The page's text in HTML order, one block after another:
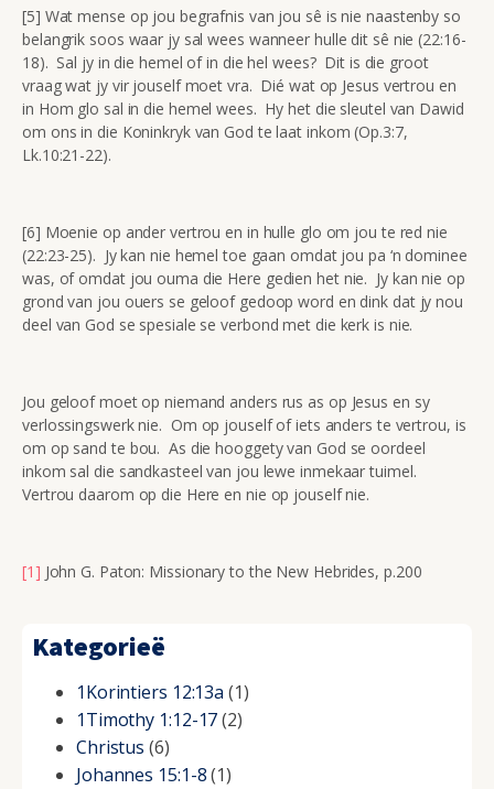
[5] Wat mense op jou begrafnis van jou sê is nie naastenby so
belangrik soos waar jy sal wees wanneer hulle dit sê nie (22:16-
18). Sal jy in die hemel of in die hel wees? Dit is die groot
vraag wat jy vir jouself moet vra. Dié wat op Jesus vertrou en
in Hom glo sal in die hemel wees. Hy het die sleutel van Dawid
om ons in die Koninkryk van God te laat inkom (Op.3:7,
Lk.10:21-22).
[6] Moenie op ander vertrou en in hulle glo om jou te red nie
(22:23-25). Jy kan nie hemel toe gaan omdat jou pa ‘n dominee
was, of omdat jou ouma die Here gedien het nie. Jy kan nie op
grond van jou ouers se geloof gedoop word en dink dat jy nou
deel van God se spesiale se verbond met die kerk is nie.
Jou geloof moet op niemand anders rus as op Jesus en sy
verlossingswerk nie. Om op jouself of iets anders te vertrou, is
om op sand te bou. As die hooggety van God se oordeel
inkom sal die sandkasteel van jou lewe inmekaar tuimel.
Vertrou daarom op die Here en nie op jouself nie.
[1] John G. Paton: Missionary to the New Hebrides, p.200
Kategorieë
1Korintiers 12:13a (1)
1Timothy 1:12-17(2)
Christus (6)
Johannes 15:1-8(1)